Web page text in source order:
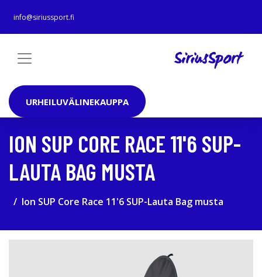
info@siriussport.fi
URHEILUVÄLINEKAUPPA
ION SUP CORE RACE 11'6 SUP-
LAUTA BAG MUSTA
Ion SUP Core Race 11'6 SUP-Lauta Bag musta